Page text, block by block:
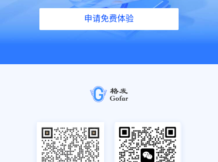
申请免费体验